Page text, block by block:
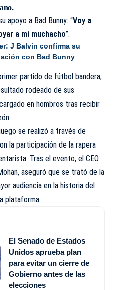
apoyo a Bad Bunny: “Voy a
a mi muchacho”.
J Balvin confirma su
con Bad Bunny
partido de fútbol bandera,
rodeado de sus
en hombros tras recibir
se realizó a través de
la participación de la rapera
Tras el evento, el CEO
aseguró que se trató de la
audiencia en la historia del
plataforma.
El Senado de Estados
Unidos aprueba plan
para evitar un cierre de
Gobierno antes de las
elecciones